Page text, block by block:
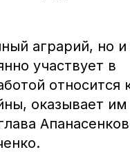
аграрий, но
участвует в
относится
оказывает им